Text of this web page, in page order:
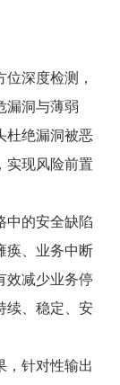
位深度检测，
漏洞与薄弱
杜绝漏洞被恶
实现风险前置
中的安全缺陷
痪、业务中断
效减少业务停
续、稳定、安
，针对性输出